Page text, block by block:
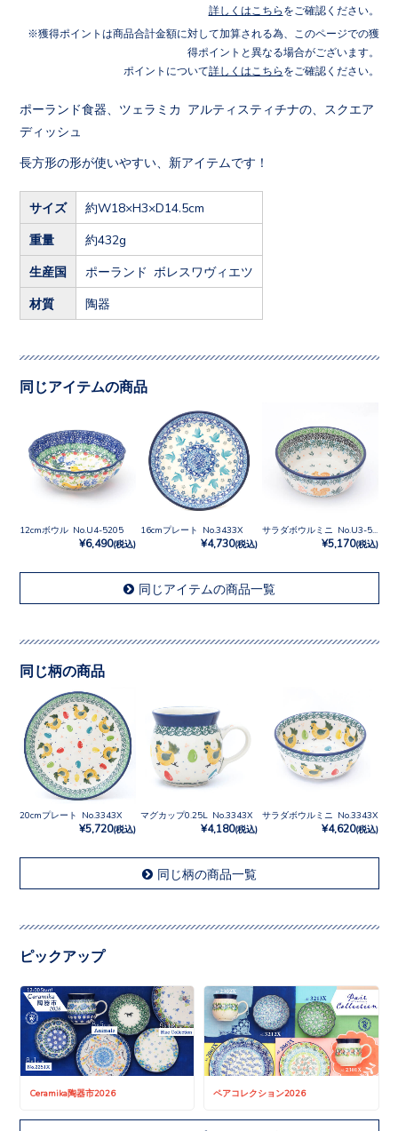
詳しくはこちら をご確認ください。
獲得ポイントは商品合計金額に対して加算される為、このページでの獲
得ポイントと異なる場合がございます。
ポイントについて詳しくはこちら をご確認ください。
ポーランド食器、ツェラミカ アルティスティチナの、スクエア
ディッシュ
長方形の形が使いやすい、新アイテムです！
サイズ 約W18×H3×D14.5cm
重量 約432g
生産国 ポーランド ボレスワヴィエツ
材質 陶器
同じアイテムの商品
12cmボウル No.U4-5205
¥6,490(税込)
16cmプレート No.3433X
¥4,730(税込)
サラダボウルミニ No.U3-5078
¥5,170(税込)
同じアイテムの商品一覧
同じ柄の商品
20cmプレート No.3343X
¥5,720(税込)
マグカップ0.25L No.3343X
¥4,180(税込)
サラダボウルミニ No.3343X
¥4,620(税込)
同じ柄の商品一覧
ピックアップ
Ceramika陶器市2026 ペアコレクション2026